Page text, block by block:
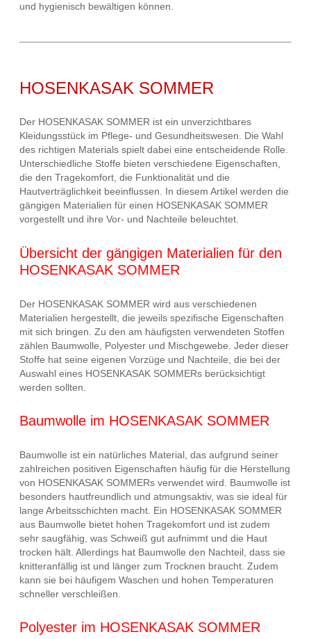
und hygienisch bewältigen können.
HOSENKASAK SOMMER
Der HOSENKASAK SOMMER ist ein unverzichtbares
Kleidungsstück im Pflege- und Gesundheitswesen. Die Wahl
des richtigen Materials spielt dabei eine entscheidende Rolle.
Unterschiedliche Stoffe bieten verschiedene Eigenschaften,
die den Tragekomfort, die Funktionalität und die
Hautverträglichkeit beeinflussen. In diesem Artikel werden die
gängigen Materialien für einen HOSENKASAK SOMMER
vorgestellt und ihre Vor- und Nachteile beleuchtet.
Übersicht der gängigen Materialien für den
HOSENKASAK SOMMER
Der HOSENKASAK SOMMER wird aus verschiedenen
Materialien hergestellt, die jeweils spezifische Eigenschaften
mit sich bringen. Zu den am häufigsten verwendeten Stoffen
zählen Baumwolle, Polyester und Mischgewebe. Jeder dieser
Stoffe hat seine eigenen Vorzüge und Nachteile, die bei der
Auswahl eines HOSENKASAK SOMMERs berücksichtigt
werden sollten.
Baumwolle im HOSENKASAK SOMMER
Baumwolle ist ein natürliches Material, das aufgrund seiner
zahlreichen positiven Eigenschaften häufig für die Herstellung
von HOSENKASAK SOMMERs verwendet wird. Baumwolle ist
besonders hautfreundlich und atmungsaktiv, was sie ideal für
lange Arbeitsschichten macht. Ein HOSENKASAK SOMMER
aus Baumwolle bietet hohen Tragekomfort und ist zudem
sehr saugfähig, was Schweiß gut aufnimmt und die Haut
trocken hält. Allerdings hat Baumwolle den Nachteil, dass sie
knitteranfällig ist und länger zum Trocknen braucht. Zudem
kann sie bei häufigem Waschen und hohen Temperaturen
schneller verschleißen.
Polyester im HOSENKASAK SOMMER